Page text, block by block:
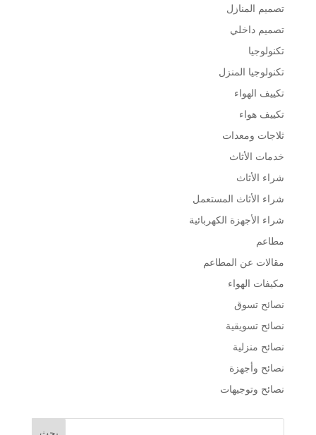
تصميم المنازل
تصميم داخلي
تكنولوجيا
تكنولوجيا المنزل
تكييف الهواء
تكييف هواء
ثلاجات ومعدات
خدمات الأثاث
شراء الأثاث
شراء الأثاث المستعمل
شراء الأجهزة الكهربائية
مطاعم
مقالات عن المطاعم
مكيفات الهواء
نصائح تسوق
نصائح تسويقية
نصائح منزلية
نصائح وأجهزة
نصائح وتوجيهات